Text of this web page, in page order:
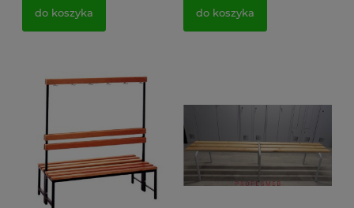
do koszyka do koszyka